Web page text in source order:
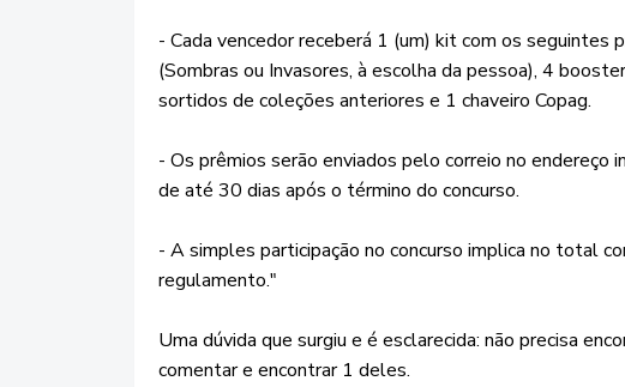
- Cada vencedor receberá 1 (um) kit com os
(Sombras ou Invasores, à escolha da pessoa), 4
sortidos de coleções anteriores e 1 chaveiro Copag.
- Os prêmios serão enviados pelo correio no endereço
de até 30 dias após o término do concurso.
- A simples participação no concurso implica no total
regulamento."
Uma dúvida que surgiu e é esclarecida: não precisa
comentar e encontrar 1 deles.